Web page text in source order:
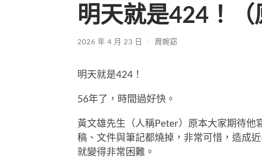
明天就是424！（
2026 年 4 月 23 日 / 周婉窈
明天就是424！
56年了，時間過好快。
黃文雄先生（人稱Peter）原本大家期待他
稿、文件與筆記都燒掉，非常可惜，造成
就變得非常困難。